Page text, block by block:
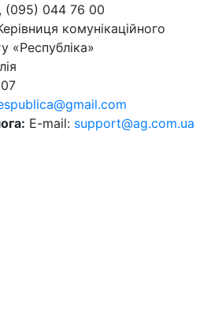
(095) 044 76 00
комунікаційного
«Республіка»
E-mail: support@ag.com.ua